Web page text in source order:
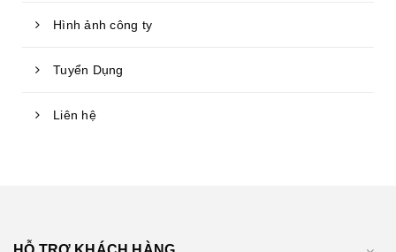
Hình ảnh công ty
Tuyển Dụng
Liên hệ